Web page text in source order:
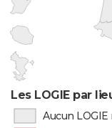
Les LOGIE par
Aucun